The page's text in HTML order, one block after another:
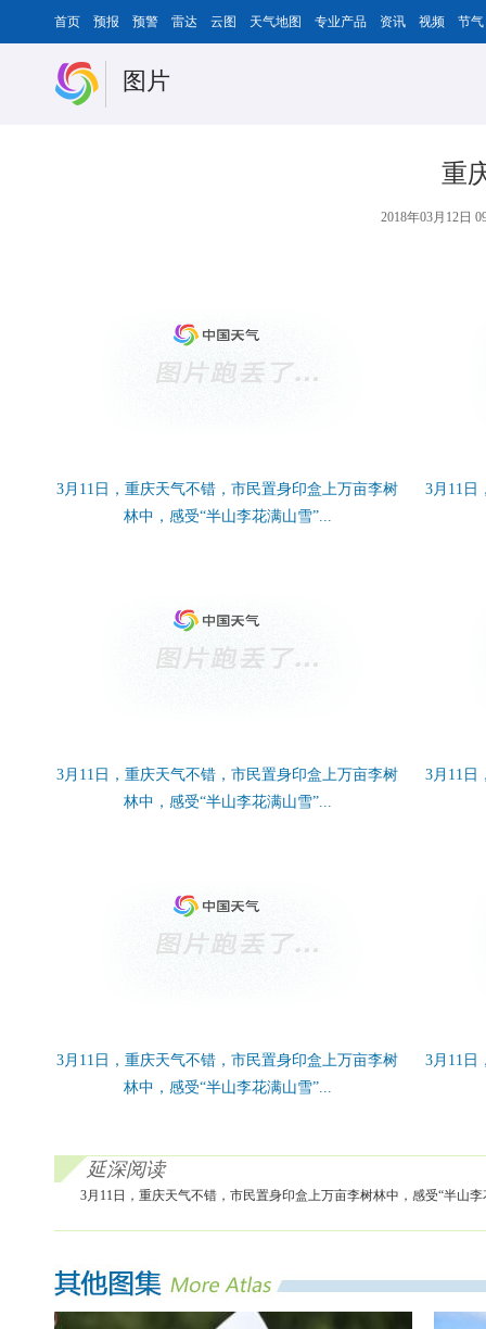
首页 预报 预警 雷达 云图 天气地图 专业产品 资讯 视频 节气
图片
重
2018年03月12日
3月11日，重庆天气不错，市民置身印盒上万亩李树
林中，感受“半山李花满山雪”...
3月11日
3月11日，重庆天气不错，市民置身印盒上万亩李树
林中，感受“半山李花满山雪”...
3月11日
3月11日，重庆天气不错，市民置身印盒上万亩李树
林中，感受“半山李花满山雪”...
3月11日
延深阅读
3月11日，重庆天气不错，市民置身印盒上万亩李树林中，感受“半山